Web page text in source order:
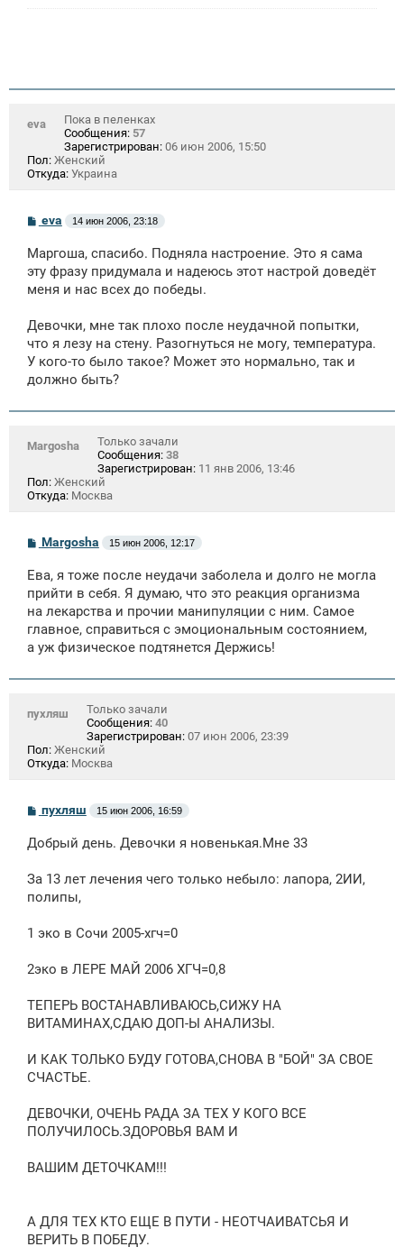
eva
Пока в пеленках
Сообщения: 57
Зарегистрирован: 06 июн 2006, 15:50
Пол: Женский
Откуда: Украина
С
о
б
щ
е
н
eva 14 июн 2006, 23:18
Маргоша, спасибо. Подняла настроение. Это я сама
эту фразу придумала и надеюсь этот настрой доведёт
меня и нас всех до победы.
Девочки, мне так плохо после неудачной попытки,
что я лезу на стену. Разогнуться не могу, температура.
У кого-то было такое? Может это нормально, так и
должно быть?
Margosha
Только зачали
Сообщения: 38
Зарегистрирован: 11 янв 2006, 13:46
Пол: Женский
Откуда: Москва
С
о
б
щ
е
н
и
Margosha 15 июн 2006, 12:17
Ева, я тоже после неудачи заболела и долго не могла
прийти в себя. Я думаю, что это реакция организма
на лекарства и прочии манипуляции с ним. Самое
главное, справиться с эмоциональным состоянием,
а уж физическое подтянется Держись!
пухляш
Только зачали
Сообщения: 40
Зарегистрирован: 07 июн 2006, 23:39
Пол: Женский
Откуда: Москва
С
о
б
н
и
пухляш 15 июн 2006, 16:59
Добрый день. Девочки я новенькая.Мне 33
За 13 лет лечения чего только небыло: лапора, 2ИИ,
полипы,
1 эко в Сочи 2005-хгч=0
2эко в ЛЕРЕ МАЙ 2006 ХГЧ=0,8
ТЕПЕРЬ ВОСТАНАВЛИВАЮСЬ,СИЖУ НА
ВИТАМИНАХ,СДАЮ ДОП-Ы АНАЛИЗЫ.
И КАК ТОЛЬКО БУДУ ГОТОВА,СНОВА В "БОЙ" ЗА СВОЕ
СЧАСТЬЕ.
ДЕВОЧКИ, ОЧЕНЬ РАДА ЗА ТЕХ У КОГО ВСЕ
ПОЛУЧИЛОСЬ.ЗДОРОВЬЯ ВАМ И
ВАШИМ ДЕТОЧКАМ!!!
А ДЛЯ ТЕХ КТО ЕЩЕ В ПУТИ - НЕОТЧАИВАТСЬЯ И
ВЕРИТЬ В ПОБЕДУ.